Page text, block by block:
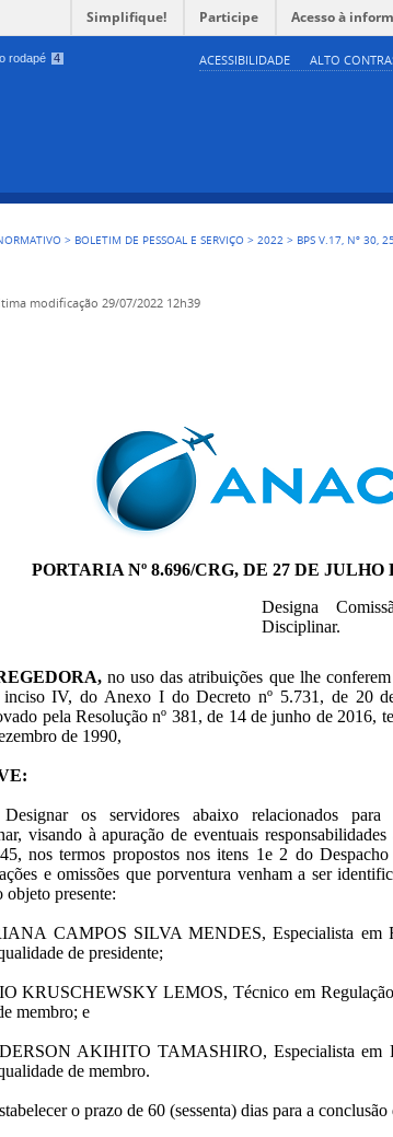
rodapé 4 ACESSIBILIDADE ALTO
Simplifique! Participe Acesso à
> BOLETIM DE PESSOAL E SERVIÇO >2022 > BPS V.17, Nº 30,
modificação 29/07/2022 12h39
PORTARIA Nº 8.696/CRG, DE 27 DE JULHO
Designa
Disciplinar.
no uso das atribuições que lhe
inciso IV, do Anexo I do Decreto nº 5.731, de 20
pela Resolução nº 381, de 14 de junho de 2016,
de 1990,
os servidores abaixo relacionados para
visando à apuração de eventuais responsabilidades
nos termos propostos nos itens 1e 2 do
e omissões que porventura venham a ser
objeto presente:
CAMPOS SILVA MENDES, Especialista em
de presidente;
KRUSCHEWSKY LEMOS, Técnico em
membro; e
AKIHITO TAMASHIRO, Especialista em
de membro.
o prazo de 60 (sessenta) dias para a